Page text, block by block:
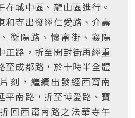
在城中區、龍山區進行。
和寺出發經仁愛路、介壽
衡陽路、懷甯街、襄陽
正路，折至開封街再經重
至成都路，於十時半全體
刻，繼續出發經西甯南
平南路，折至博愛路、寶
回西甯南路之法華寺午